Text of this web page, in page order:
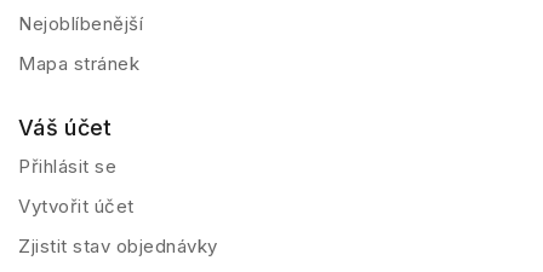
Nejoblíbenější
Mapa stránek
Váš účet
Přihlásit se
Vytvořit účet
Zjistit stav objednávky